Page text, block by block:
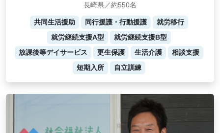
長崎県／約550名
共同生活援助 同行援護・行動援護
就労移行
就労継続支援A型
就労継続支援B型
放課後等デイサービス
更生保護 生活介護
相談支援
短期入所
自立訓練